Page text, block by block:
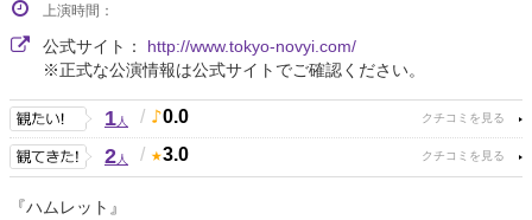
上演時間：
公式サイト： http://www.tokyo-novyi.com/
※正式な公演情報は公式サイトでご確認ください。
1人 / 0.0
2人 / 3.0
『ハムレット』